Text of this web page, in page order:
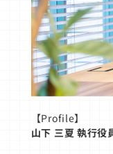
【Profile】
山下 三夏 執行役